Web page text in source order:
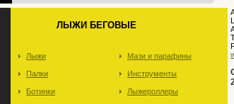
ЛЫЖИ БЕГОВЫЕ
Лыжи
Палки
Ботинки
Мази и парафины
Инструменты
Лыжероллеры